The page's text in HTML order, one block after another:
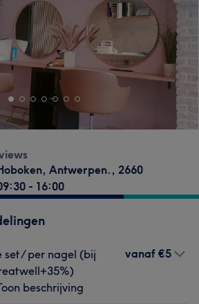
Antwerpen., 2660
- 16:00
set/ per nagel (bij
beschrijving
vanaf €5